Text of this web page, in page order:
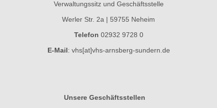
Verwaltungssitz und Geschäftsstelle
Werler Str. 2a | 59755 Neheim
Telefon 02932 9728 0
E-Mail : vhs[at]vhs-arnsberg-sundern.de
Unsere Geschäftsstellen